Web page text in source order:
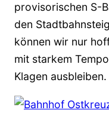
provisorischen S-
den
können wir nur
mit starkem
Klagen ausbleiben.